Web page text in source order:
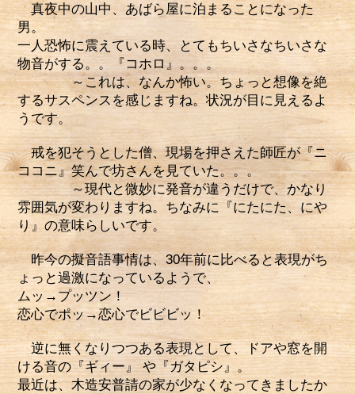
真夜中の山中、あばら屋に泊まることになった
男。
一人恐怖に震えている時、とてもちいさなちいさな
物音がする。。『コホロ』。。。
～これは、なんか怖い。ちょっと想像を絶
するサスペンスを感じますね。状況が目に見えるよ
うです。
戒を犯そうとした僧、現場を押さえた師匠が『ニ
ココニ』笑んで坊さんを見ていた。。。
～現代と微妙に発音が違うだけで、かなり
雰囲気が変わりますね。ちなみに『にたにた、にや
り』の意味らしいです。
昨今の擬音語事情は、30年前に比べると表現がち
ょっと過激になっているようで、
ムッ→プッツン！
恋心でポッ→恋心でビビビッ！
逆に無くなりつつある表現として、ドアや窓を開
ける音の『ギィー』 や『ガタピシ』。
最近は、木造安普請の家が少なくなってきましたか